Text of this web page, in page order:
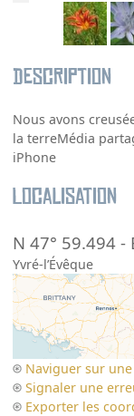
Description
Nous avons
la terreMédia
iPhone
Localisation
N 47° 59.494 -
Yvré-l’Évêque
Naviguer sur
Signaler une
Exporter les